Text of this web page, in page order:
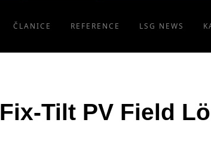
ČLANICE REFERENCE LSG NEWS
Fix-Tilt PV Field